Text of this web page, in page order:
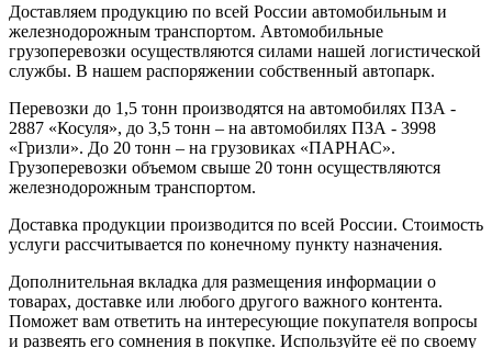
Доставляем продукцию по всей России автомобильным и
железнодорожным транспортом. Автомобильные
грузоперевозки осуществляются силами нашей логистической
службы. В нашем распоряжении собственный автопарк.
Перевозки до 1,5 тонн производятся на автомобилях ПЗА -
2887 «Косуля», до 3,5 тонн – на автомобилях ПЗА - 3998
«Гризли». До 20 тонн – на грузовиках «ПАРНАС».
Грузоперевозки объемом свыше 20 тонн осуществляются
железнодорожным транспортом.
Доставка продукции производится по всей России. Стоимость
услуги рассчитывается по конечному пункту назначения.
Дополнительная вкладка для размещения информации о
товарах, доставке или любого другого важного контента.
Поможет вам ответить на интересующие покупателя вопросы
и развеять его сомнения в покупке. Используйте её по своему